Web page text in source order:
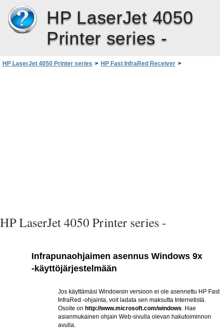
HP LaserJet 4050
Printer series -
HP LaserJet 4050 Printer series > HP Fast InfraRed Receiver >
HP LaserJet 4050 Printer series -
Infrapunaohjaimen asennus Windows 9x
-käyttöjärjestelmään
Jos käyttämäsi Windowsin versioon ei ole asennettu HP Fast
InfraRed -ohjainta, voit ladata sen maksutta Internetistä.
Osoite on http://www.microsoft.com/windows. Hae
asianmukainen ohjain Web-sivulla olevan hakutoiminnon
avulla.